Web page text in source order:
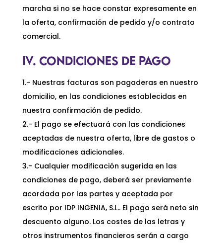
marcha si no se hace constar expresamente en
la oferta, confirmación de pedido y/o contrato
comercial.
IV. CONDICIONES DE PAGO
1.- Nuestras facturas son pagaderas en nuestro
domicilio, en las condiciones establecidas en
nuestra confirmación de pedido.
2.- El pago se efectuará con las condiciones
aceptadas de nuestra oferta, libre de gastos o
modificaciones adicionales.
3.- Cualquier modificación sugerida en las
condiciones de pago, deberá ser previamente
acordada por las partes y aceptada por
escrito por IDP INGENIA, S.L.. El pago será neto sin
descuento alguno. Los costes de las letras y
otros instrumentos financieros serán a cargo